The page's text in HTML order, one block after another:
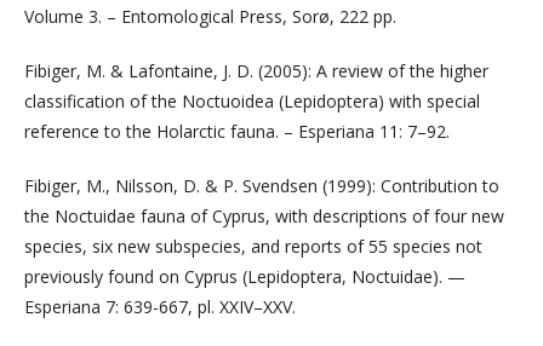
Volume 3. – Entomological Press, Sorø, 222 pp.
Fibiger, M. & Lafontaine, J. D. (2005): A review of the higher
classification of the Noctuoidea (Lepidoptera) with special
reference to the Holarctic fauna. – Esperiana 11: 7–92.
Fibiger, M., Nilsson, D. & P. Svendsen (1999): Contribution to
the Noctuidae fauna of Cyprus, with descriptions of four new
species, six new subspecies, and reports of 55 species not
previously found on Cyprus (Lepidoptera, Noctuidae). —
Esperiana 7: 639-667, pl. XXIV–XXV.